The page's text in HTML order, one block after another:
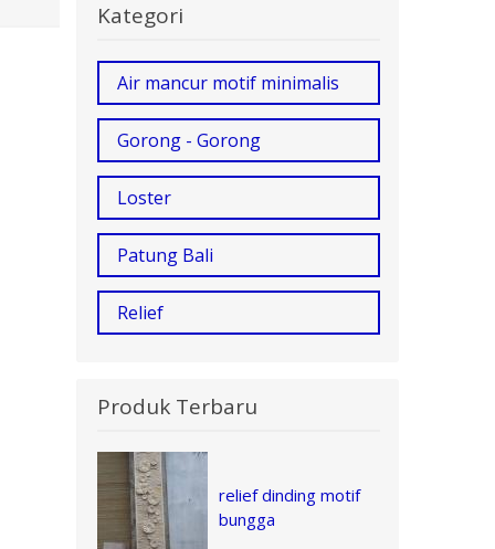
Kategori
Air mancur motif minimalis
Gorong - Gorong
Loster
Patung Bali
Relief
Produk Terbaru
relief dinding motif
bungga